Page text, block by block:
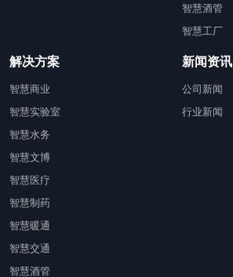
智慧酒管
智慧工厂
解决方案
智慧商业
智慧实验室
智慧水务
智慧文博
智慧医疗
智慧制药
智慧暖通
智慧交通
智慧酒管
新闻资讯
公司新闻
行业新闻